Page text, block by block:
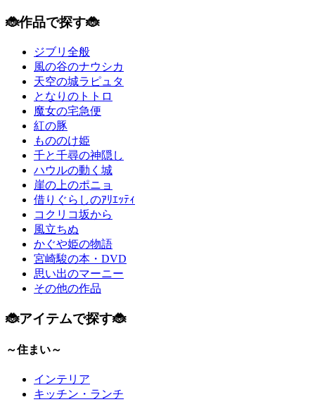
🐞作品で探す🐞
ジブリ全般
風の谷のナウシカ
天空の城ラピュタ
となりのトトロ
魔女の宅急便
紅の豚
もののけ姫
千と千尋の神隠し
ハウルの動く城
崖の上のポニョ
借りぐらしのｱﾘｴｯﾃｨ
コクリコ坂から
風立ちぬ
かぐや姫の物語
宮崎駿の本・DVD
思い出のマーニー
その他の作品
🐞アイテムで探す🐞
～住まい～
インテリア
キッチン・ランチ